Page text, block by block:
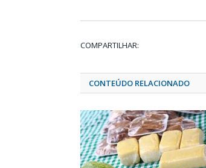
COMPARTILHAR:
CONTEÚDO RELACIONADO